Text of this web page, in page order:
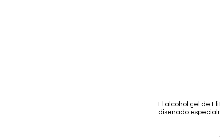
El alcohol gel de
diseñado